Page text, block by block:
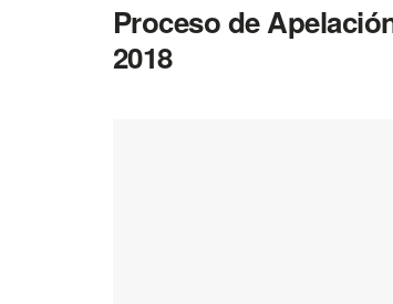
Proceso de
2018